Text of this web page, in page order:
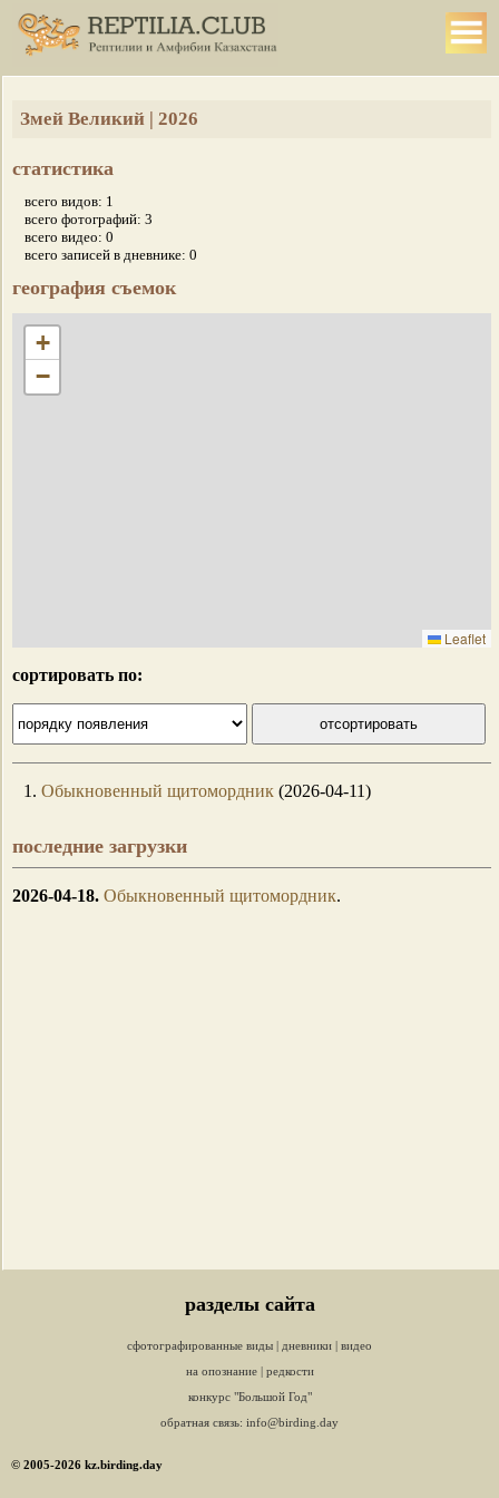
Змей Великий | 2026
статистика
всего видов: 1
всего фотографий: 3
всего видео: 0
всего записей в дневнике: 0
география съемок
+
−
Leaflet
сортировать по:
1. Обыкновенный щитомордник (2026-04-11)
последние загрузки
2026-04-18. Обыкновенный щитомордник.
разделы сайта
сфотографированные виды | дневники | видео
на опознание | редкости
конкурс "Большой Год"
обратная связь: info@birding.day
© 2005-2026 kz.birding.day